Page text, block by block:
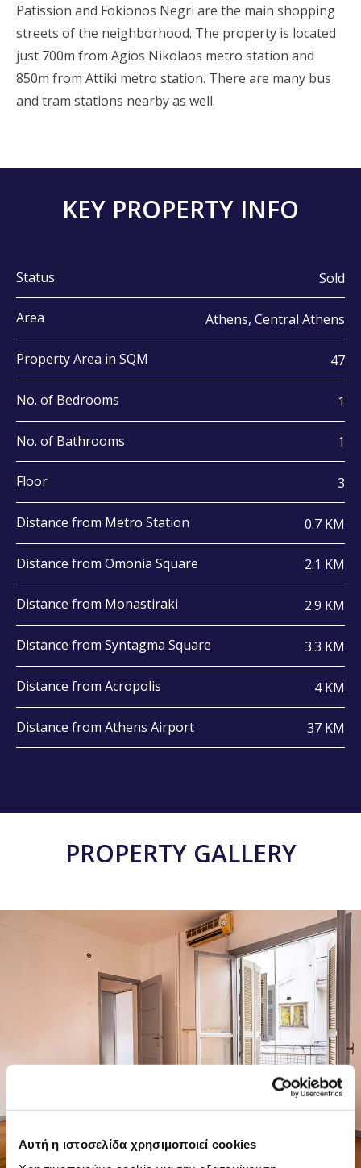
Αυτή η ιστοσελίδα χρησιμοποιεί cookies
Patission and Fokionos Negri are the main shopping
streets of the neighborhood. The property is located
just 700m from Agios Nikolaos metro station and
850m from Attiki metro station. There are many bus
and tram stations nearby as well.
KEY PROPERTY INFO
Status Sold
Area Athens, Central Athens
Property Area in SQM 47
No. of Bedrooms 1
No. of Bathrooms 1
Floor 3
Distance from Metro Station 0.7 KM
Distance from Omonia Square 2.1 KM
Distance from Monastiraki 2.9 KM
Distance from Syntagma Square 3.3 KM
Distance from Acropolis 4 KM
Distance from Athens Airport 37 KM
PROPERTY GALLERY